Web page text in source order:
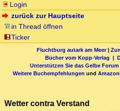
Login
zurück zur Hauptseite
in Thread öffnen
Ticker
Fluchtburg autark am Meer|
Bücher vom Kopp-Verlag |
Unterstützen Sie das Gelbe Forum
Weitere Buchempfehlungen und
Wetter contra Verstand